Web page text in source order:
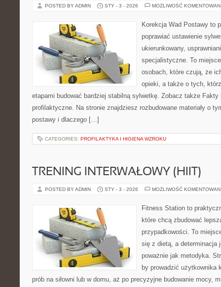
POSTED BY ADMIN STY - 3 - 2026 MOŻLIWOŚĆ
Korekcja Wad Postawy to
poprawiać ustawienie
ukierunkowany,
specjalistyczne. To
osobach, które czują, że
opieki, a także o tych,
etapami budować bardziej stabilną sylwetkę. Zobacz także
profilaktyczne. Na stronie znajdziesz rozbudowane materiały o
postawy i dlaczego […]
CATEGORIES: PROFILAKTYKA I HIGIENA WZROKU
TRENING INTERWAŁOWY (HIIT)
POSTED BY ADMIN STY - 3 - 2026 MOŻLIWOŚĆ
Fitness Station to
które chcą zbudować
przypadkowości. To
się z dietą, a determinacja
poważnie jak metodyka.
by prowadzić użytkownika
prób na siłowni lub w domu, aż po precyzyjne budowanie mocy,